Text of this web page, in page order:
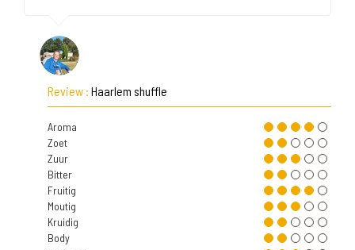
Review : Haarlem shuffle
Aroma
Zoet
Zuur
Bitter
Fruitig
Moutig
Kruidig
Body